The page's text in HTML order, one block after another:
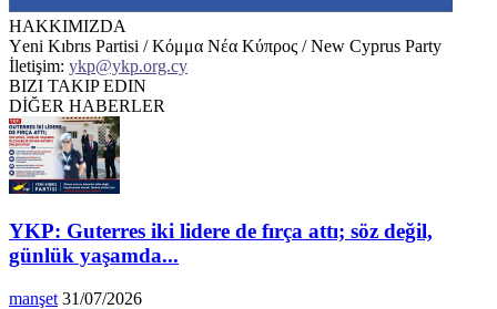
HAKKIMIZDA
Υeni Kıbrıs Partisi / Κόμμα Νέα Κύπρος / New Cyprus Party
İletişim: ykp@ykp.org.cy
BIZI TAKIP EDIN
DİĞER HABERLER
YKP: Guterres iki lidere de fırça attı; söz değil,
günlük yaşamda...
manşet 31/07/2026